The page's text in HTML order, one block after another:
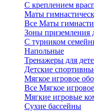
С креплением
Маты
Все Маты
Зоны приземления
С турником
Напольные
Тренажеры для
Детские
Мягкое игровое
Все Мягкое
Мягкие игровые
Сухие бассейны